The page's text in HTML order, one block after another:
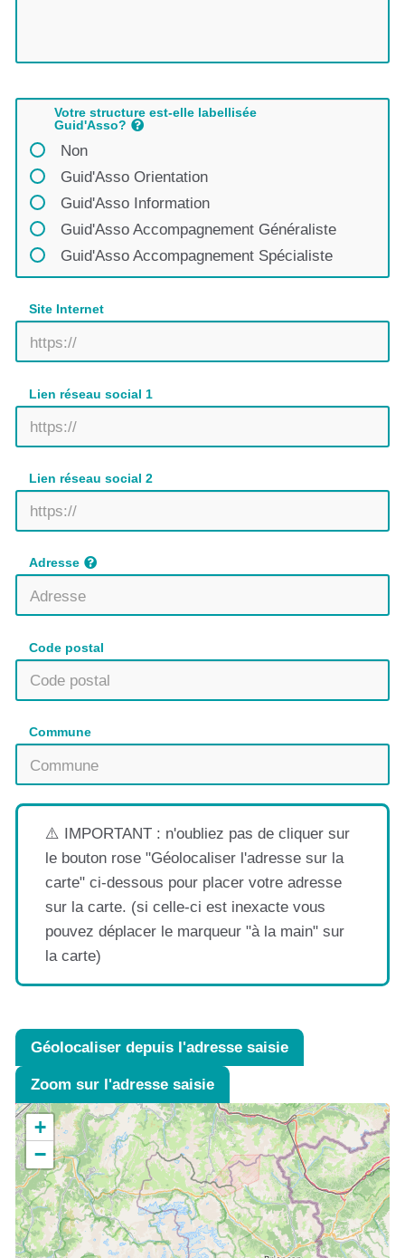
Votre structure est-elle labellisée
Guid'Asso?
Non
Guid'Asso Orientation
Guid'Asso Information
Guid'Asso Accompagnement Généraliste
Guid'Asso Accompagnement Spécialiste
Site Internet
Lien réseau social 1
Lien réseau social 2
Adresse
Code postal
Commune
⚠️ IMPORTANT : n'oubliez pas de cliquer sur
le bouton rose "Géolocaliser l'adresse sur la
carte" ci-dessous pour placer votre adresse
sur la carte. (si celle-ci est inexacte vous
pouvez déplacer le marqueur "à la main" sur
la carte)
Géolocaliser depuis l'adresse saisie
Zoom sur l'adresse saisie
+
−